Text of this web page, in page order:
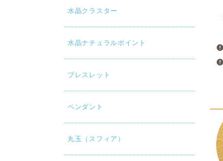
水晶クラスター
水晶ナチュラルポイント
ブレスレット
ペンダント
丸玉（スフィア）